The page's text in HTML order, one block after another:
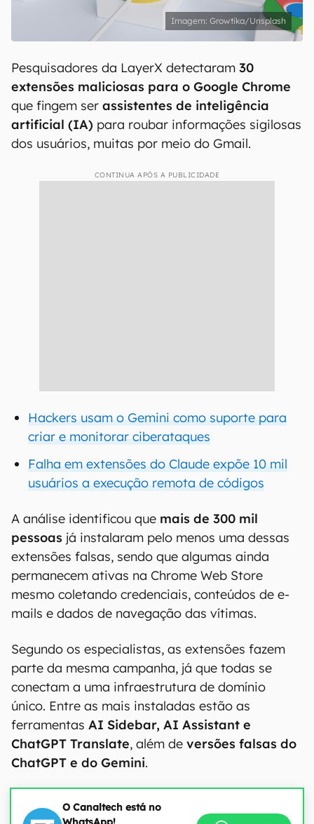
Growtika/Unsplash
Pesquisadores da LayerX detectaram 30
extensões maliciosas para o Google Chrome
que fingem ser assistentes de inteligência
artificial (IA) para roubar informações sigilosas
dos usuários, muitas por meio do Gmail.
CONTINUA APÓS A PUBLICIDADE
Hackers usam o Gemini como suporte para
criar e monitorar ciberataques
Falha em extensões do Claude expõe 10 mil
usuários a execução remota de códigos
A análise identificou que mais de 300 mil
pessoas já instalaram pelo menos uma dessas
extensões falsas, sendo que algumas ainda
permanecem ativas na Chrome Web Store
mesmo coletando credenciais, conteúdos de e-
mails e dados de navegação das vítimas.
Segundo os especialistas, as extensões fazem
parte da mesma campanha, já que todas se
conectam a uma infraestrutura de domínio
único. Entre as mais instaladas estão as
ferramentas AI Sidebar, AI Assistant e
ChatGPT Translate, além de versões falsas do
ChatGPT e do Gemini.
O Canaltech está no